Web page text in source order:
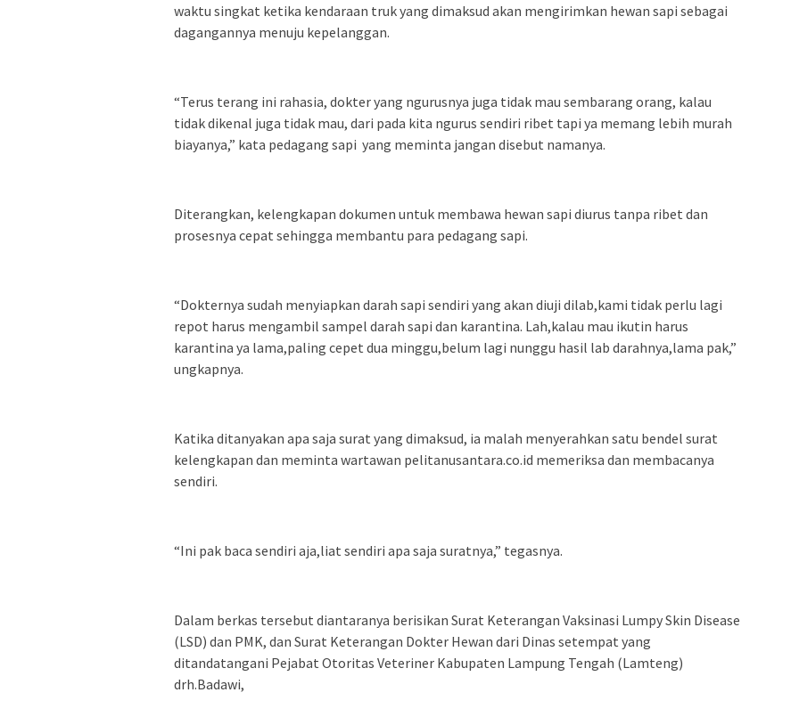
waktu singkat ketika kendaraan truk yang dimaksud akan mengirimkan hewan sapi sebagai
dagangannya menuju kepelanggan.
“Terus terang ini rahasia, dokter yang ngurusnya juga tidak mau sembarang orang, kalau
tidak dikenal juga tidak mau, dari pada kita ngurus sendiri ribet tapi ya memang lebih murah
biayanya,” kata pedagang sapi yang meminta jangan disebut namanya.
Diterangkan, kelengkapan dokumen untuk membawa hewan sapi diurus tanpa ribet dan
prosesnya cepat sehingga membantu para pedagang sapi.
“Dokternya sudah menyiapkan darah sapi sendiri yang akan diuji dilab,kami tidak perlu lagi
repot harus mengambil sampel darah sapi dan karantina. Lah,kalau mau ikutin harus
karantina ya lama,paling cepet dua minggu,belum lagi nunggu hasil lab darahnya,lama pak,”
ungkapnya.
Katika ditanyakan apa saja surat yang dimaksud, ia malah menyerahkan satu bendel surat
kelengkapan dan meminta wartawan pelitanusantara.co.id memeriksa dan membacanya
sendiri.
“Ini pak baca sendiri aja,liat sendiri apa saja suratnya,” tegasnya.
Dalam berkas tersebut diantaranya berisikan Surat Keterangan Vaksinasi Lumpy Skin Disease
(LSD) dan PMK, dan Surat Keterangan Dokter Hewan dari Dinas setempat yang
ditandatangani Pejabat Otoritas Veteriner Kabupaten Lampung Tengah (Lamteng)
drh.Badawi,